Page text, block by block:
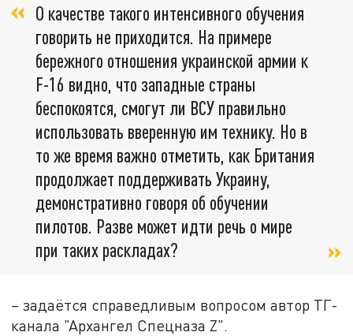
О качестве такого интенсивного обучения
говорить не приходится. На примере
бережного отношения украинской армии к
F-16 видно, что западные страны
беспокоятся, смогут ли ВСУ правильно
использовать вверенную им технику. Но в
то же время важно отметить, как Британия
продолжает поддерживать Украину,
демонстративно говоря об обучении
пилотов. Разве может идти речь о мире
при таких раскладах?
– задаётся справедливым вопросом автор ТГ-
канала "Архангел Спецназа Z".